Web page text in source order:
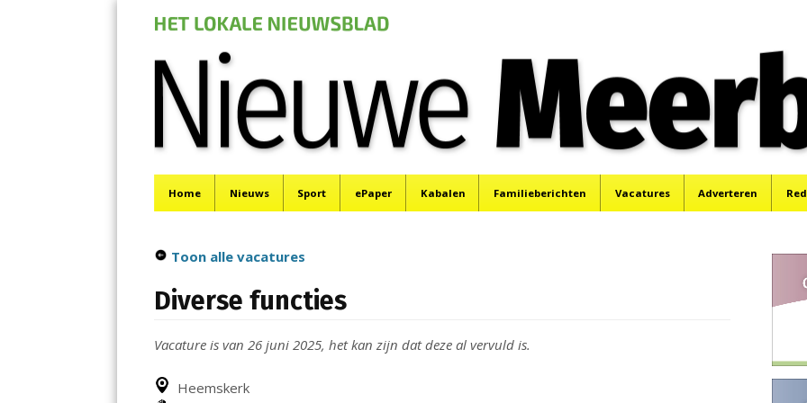
Menu
Home Nieuws Sport ePaper Kabalen Familieberichten Vacatures Adverteren
Toon alle vacatures
Diverse functies
Vacature is van 26 juni 2025, het kan zijn dat deze al vervuld is.
Heemskerk